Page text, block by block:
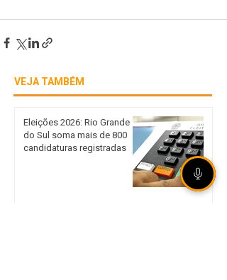
VEJA TAMBÉM
Eleições 2026: Rio Grande
do Sul soma mais de 800
candidaturas registradas